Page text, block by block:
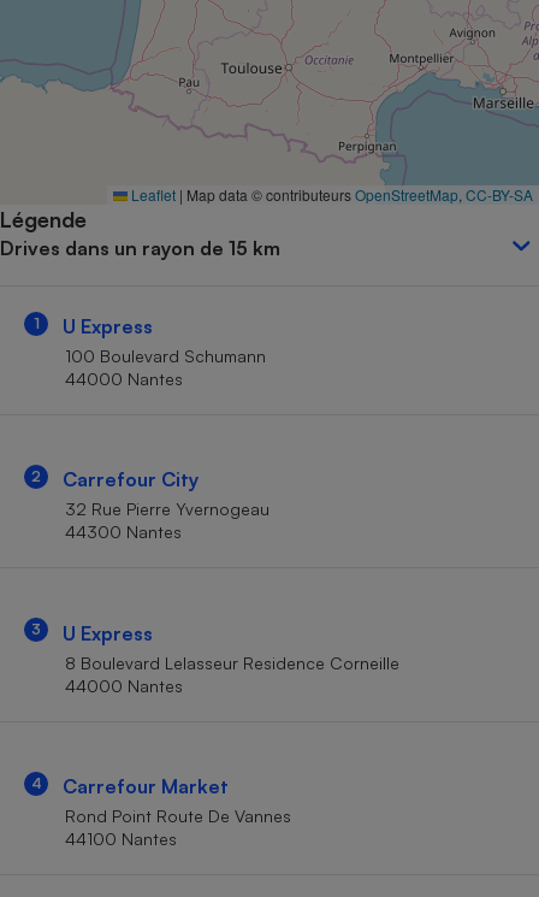
Leaflet | Map data © contributeursOpenStreetMap CC-BY-SA
Légende
Drives dans un rayon de 15 km
1 U Express
100 Boulevard Schumann
44000 Nantes
2 Carrefour City
32 Rue Pierre Yvernogeau
44300 Nantes
3 U Express
8 Boulevard Lelasseur Residence Corneille
44000 Nantes
4 Carrefour Market
Rond Point Route De Vannes
44100 Nantes
Complément
alimentaire
Assurance emprunteur
Petit électroménager -
Mutuelle